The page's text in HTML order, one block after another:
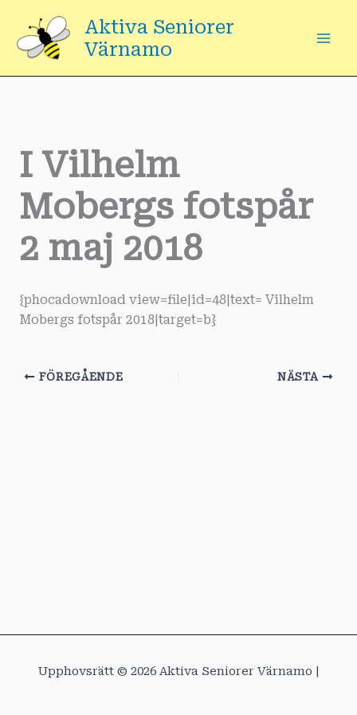
innehåll
Aktiva Seniorer
Värnamo
I Vilhelm
Mobergs fotspår
2 maj 2018
{phocadownload view=file|id=48|text= Vilhelm
Mobergs fotspår 2018|target=b}
FÖREGÅENDE NÄSTA
Upphovsrätt © 2026 Aktiva Seniorer Värnamo |